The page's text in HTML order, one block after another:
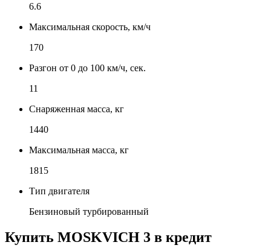
6.6
Максимальная скорость, км/ч
170
Разгон от 0 до 100 км/ч, сек.
11
Снаряженная масса, кг
1440
Максимальная масса, кг
1815
Тип двигателя
Бензиновый турбированный
Купить MOSKVICH 3 в кредит